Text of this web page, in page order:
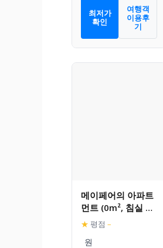
최저가
확인
여행객
이용후
기
메이페어의 아파트
먼트 (0m², 침실 1
개, 프라이빗 욕실 1
개)
★ 평점 –